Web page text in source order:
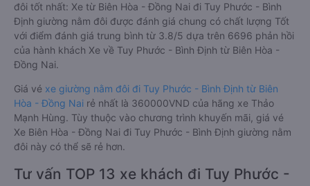
đôi tốt nhất: Xe từ Biên Hòa - Đồng Nai đi Tuy Phước - Bình
Định giường nằm đôi được đánh giá chung có chất lượng Tốt
với điểm đánh giá trung bình từ 3.8/5 dựa trên 6696 phản hồi
của hành khách Xe về Tuy Phước - Bình Định từ Biên Hòa -
Đồng Nai.
Giá vé xe giường nằm đôi đi Tuy Phước - Bình Định từ Biên
Hòa - Đồng Nai rẻ nhất là 360000VND của hãng xe Thảo
Mạnh Hùng. Tùy thuộc vào chương trình khuyến mãi, giá vé
Xe Biên Hòa - Đồng Nai đi Tuy Phước - Bình Định giường nằm
đôi này có thể sẽ rẻ hơn.
Tư vấn TOP 13 xe khách đi Tuy Phước -